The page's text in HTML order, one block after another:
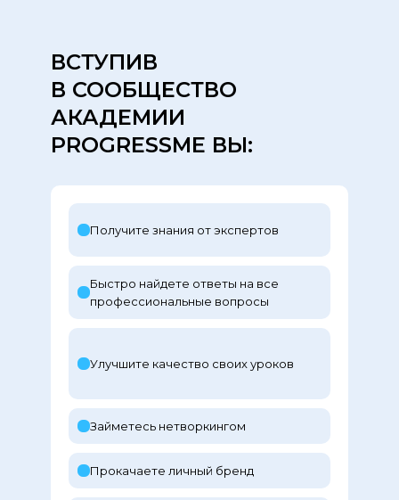
ВСТУПИВ
В СООБЩЕСТВО
АКАДЕМИИ
PROGRESSME ВЫ:
Получите знания от экспертов
Улучшите качество своих уроков
Займетесь нетворкингом
Прокачаете личный бренд
Быстро найдете ответы на все
профессиональные вопросы